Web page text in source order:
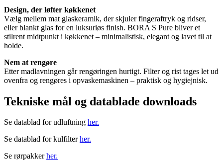
Design, der løfter køkkenet
Vælg mellem mat glaskeramik, der skjuler fingeraftryk og ridser,
eller blankt glas for en luksuriøs finish. BORA S Pure bliver et
stilrent midtpunkt i køkkenet – minimalistisk, elegant og lavet til at
holde.
Nem at rengøre
Etter madlavningen går rengøringen hurtigt. Filter og rist tages let ud
ovenfra og rengøres i opvaskemaskinen – praktisk og hygiejnisk.
Tekniske mål og datablade downloads
Se datablad for udluftning her.
Se datablad for kulfilterher.
Se rørpakkerher.